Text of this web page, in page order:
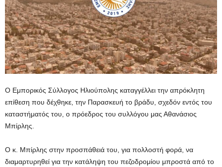
Ο Εμπορικός Σύλλογος Ηλιούπολης καταγγέλλει την απρόκλητη
επίθεση που δέχθηκε, την Παρασκευή το βράδυ, σχεδόν εντός του
καταστήματός του, ο πρόεδρος του συλλόγου μας Αθανάσιος
Μπίρλης.
Ο κ. Μπίρλης στην προσπάθειά του, για πολλοστή φορά, να
διαμαρτυρηθεί για την κατάληψη του πεζοδρομίου μπροστά από το